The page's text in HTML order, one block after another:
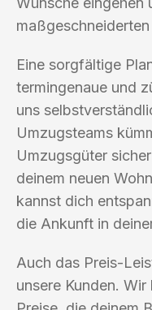
maßgeschneiderten
Eine sorgfältige
termingenaue und
uns
Umzugsteams
Umzugsgüter
deinem neuen
kannst dich
die Ankunft in
Auch das Preis-
unsere Kunden.